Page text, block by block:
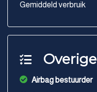
Gemiddeld verbruik
Overige
Airbag bestuurder